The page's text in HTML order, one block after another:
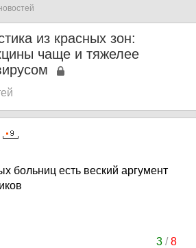
из красных зон:
чаще и тяжелее
больниц есть веский аргумент
3/8